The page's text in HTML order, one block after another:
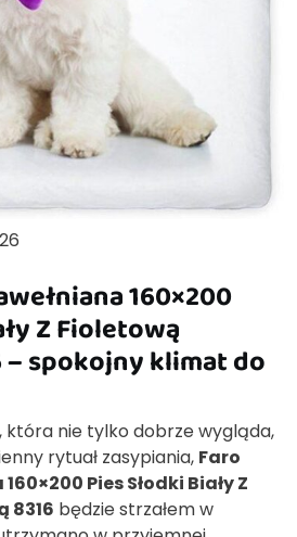
160×200
Z Fioletową
– spokojny klimat do
która nie tylko dobrze wygląda,
rytuał zasypiania, Faro
Pies Słodki Biały Z
8316 będzie strzałem w